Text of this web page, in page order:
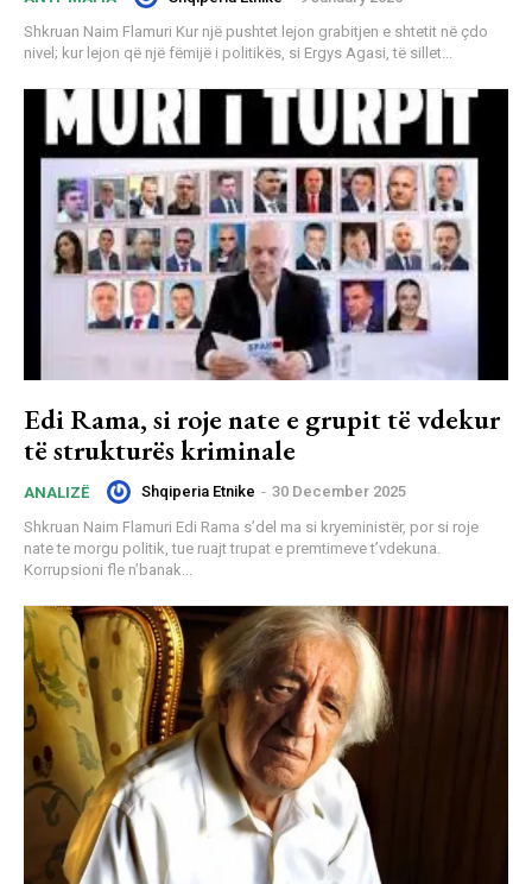
Shkruan Naim Flamuri Kur një pushtet lejon grabitjen e shtetit në çdo
nivel; kur lejon që një fëmijë i politikës, si Ergys Agasi, të sillet...
Edi Rama, si roje nate e grupit të vdekur
të strukturës kriminale
ANALIZË Shqiperia Etnike - 30 December 2025
Shkruan Naim Flamuri Edi Rama s’del ma si kryeministër, por si roje
nate te morgu politik, tue ruajt trupat e premtimeve t’vdekuna.
Korrupsioni fle n’banak...